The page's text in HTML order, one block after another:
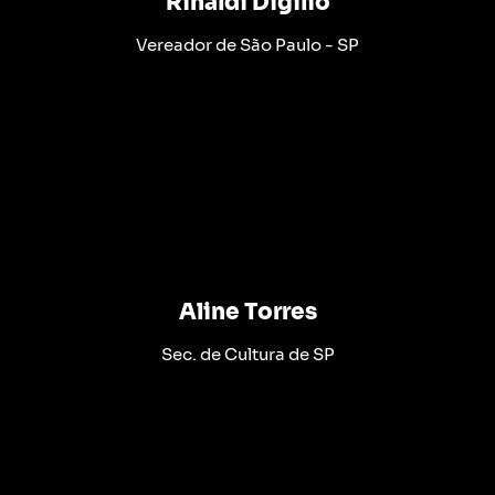
Vereador de São Paulo - SP
Aline Torres
Sec. de Cultura de SP